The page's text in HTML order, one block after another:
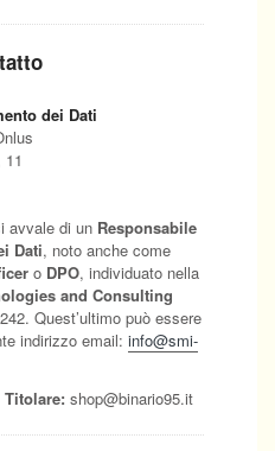
dei Dati
avvale di un Responsabile
Dati, noto anche come
o DPO, individuato nella
and Consulting
Quest’ultimo può essere
indirizzo email: info@smi-
shop@binario95.it